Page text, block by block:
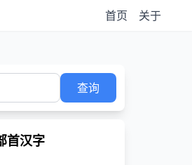
首页 关于
查询
首汉字